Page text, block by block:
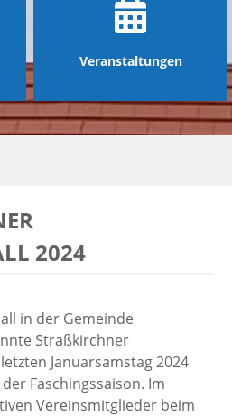
Veranstaltungen
F
2024
in der Gemeinde
Straßkirchner
Januarsamstag 2024
Faschingssaison. Im
Vereinsmitglieder beim